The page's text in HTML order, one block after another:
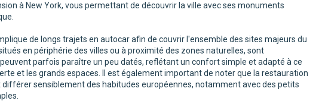
à New York, vous permettant de découvrir la ville avec ses monuments
de longs trajets en autocar afin de couvrir l'ensemble des sites majeurs du
en périphérie des villes ou à proximité des zones naturelles, sont
parfois paraître un peu datés, reflétant un confort simple et adapté à ce
et les grands espaces. Il est également important de noter que la restauration
différer sensiblement des habitudes européennes, notamment avec des petits